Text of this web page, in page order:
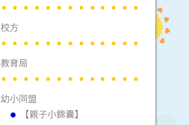
校方
教育局
幼小同盟
【親子小錦囊】